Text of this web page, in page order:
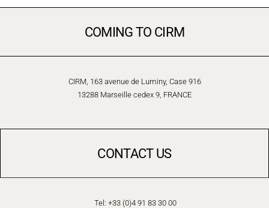
COMING TO CIRM
CIRM, 163 avenue de Luminy, Case 916
13288 Marseille cedex 9, FRANCE
CONTACT US
Tel: +33 (0)4 91 83 30 00